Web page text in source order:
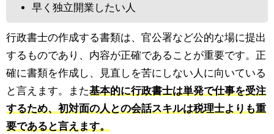
早く独立開業したい人
行政書士の作成する書類は、官公署など公的な場に提出
するものであり、内容が正確であることが重要です。正
確に書類を作成し、見直しを苦にしない人に向いている
と言えます。また基本的に行政書士は単発で仕事を受注
するため、初対面の人との会話スキルは税理士よりも重
要であると言えます。